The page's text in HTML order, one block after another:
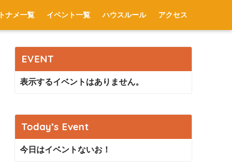
トナメ一覧 イベント一覧 ハウスルール アクセス
EVENT
表示するイベントはありません。
Today’s Event
今日はイベントないお！